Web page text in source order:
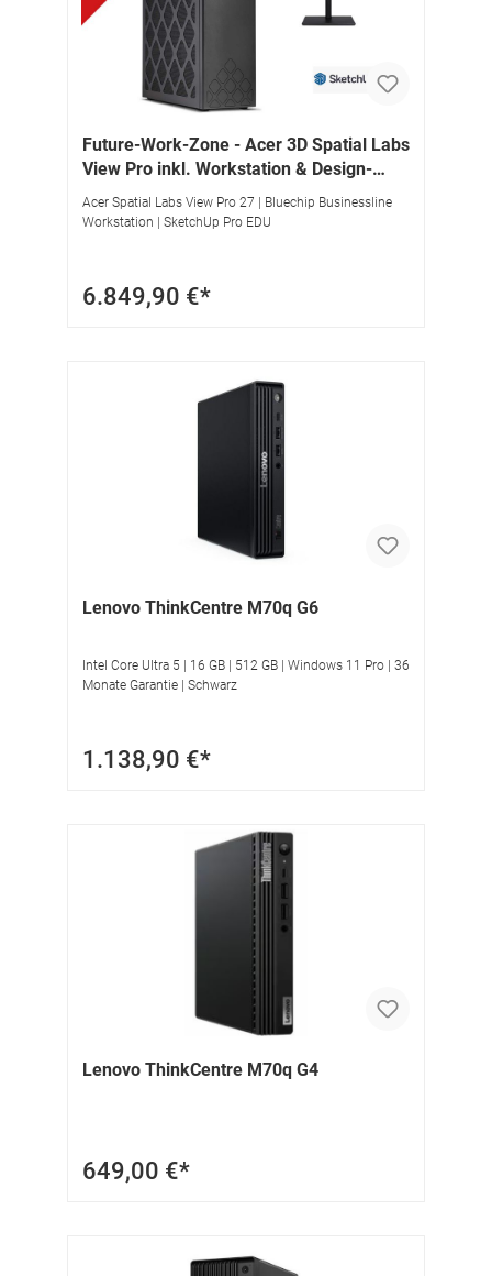
Future-Work-Zone - Acer 3D Spatial Labs
View Pro inkl. Workstation & Design-
Software
Acer Spatial Labs View Pro 27 | Bluechip Businessline
Workstation | SketchUp Pro EDU
6.849,90 €*
Lenovo ThinkCentre M70q G6
Intel Core Ultra 5 | 16 GB | 512 GB | Windows 11 Pro | 36
Monate Garantie | Schwarz
1.138,90 €*
Lenovo ThinkCentre M70q G4
649,00 €*